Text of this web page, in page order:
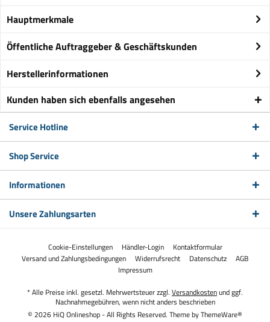
Hauptmerkmale
Öffentliche Auftraggeber & Geschäftskunden
Herstellerinformationen
Kunden haben sich ebenfalls angesehen
Service Hotline
Shop Service
Informationen
Unsere Zahlungsarten
Cookie-Einstellungen Händler-Login
Kontaktformular
Versand und Zahlungsbedingungen
Widerrufsrecht Datenschutz
AGB
Impressum
* Alle Preise inkl. gesetzl. Mehrwertsteuer zzgl. Versandkostenund ggf.
Nachnahmegebühren, wenn nicht anders beschrieben
© 2026 HiQ Onlineshop - All Rights Reserved. Theme byThemeWare®